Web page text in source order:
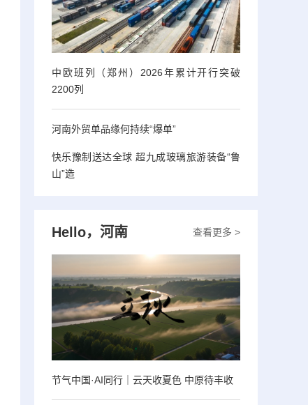
中欧班列（郑州）2026年累计开行突破
2200列
河南外贸单品缘何持续“爆单”
快乐豫制送达全球 超九成玻璃旅游装备“鲁
山”造
查看更多 >
Hello，河南
节气中国·AI同行｜云天收夏色 中原待丰收